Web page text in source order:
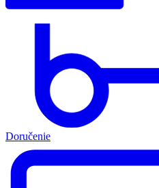
Doručenie